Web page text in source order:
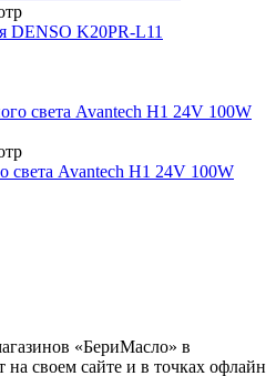
DENSO K20PR-L11
света Avantech H1 24V 100W
«БериМасло» в
на своем сайте и в точках офлайн